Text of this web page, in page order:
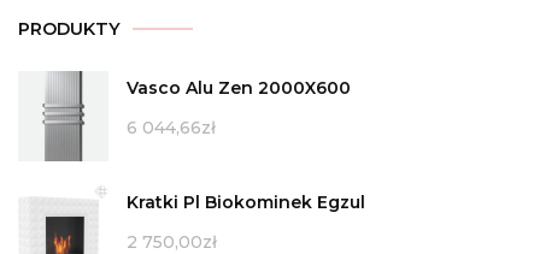
PRODUKTY
Vasco Alu Zen 2000X600
6 044,66zł
Kratki Pl Biokominek Egzul
2 750,00zł